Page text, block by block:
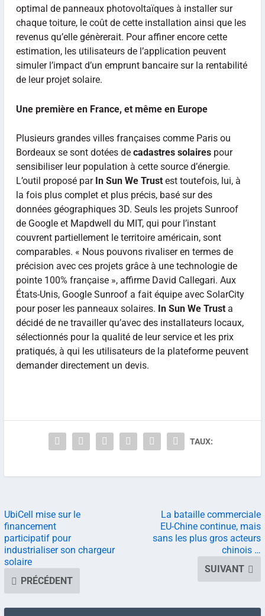
optimal de panneaux photovoltaïques à installer sur
chaque toiture, le coût de cette installation ainsi que les
revenus qu’elle génèrerait. Pour affiner encore cette
estimation, les utilisateurs de l’application peuvent
simuler l’impact d’un emprunt bancaire sur la rentabilité
de leur projet solaire.
Une première en France, et même en Europe
Plusieurs grandes villes françaises comme Paris ou
Bordeaux se sont dotées de cadastres solairespour
sensibiliser leur population à cette source d’énergie.
L’outil proposé par In Sun We Trustest toutefois, lui, à
la fois plus complet et plus précis, basé sur des
données géographiques 3D. Seuls les projets Sunroof
de Google et Mapdwell du MIT, qui pour l’instant
couvrent partiellement le territoire américain, sont
comparables. « Nous pouvons rivaliser en termes de
précision avec ces projets grâce à une technologie de
pointe 100% française », affirme David Callegari. Aux
États-Unis, Google Sunroof a fait équipe avec SolarCity
pour poser les panneaux solaires. In Sun We Trusta
décidé de ne travailler qu’avec des installateurs locaux,
sélectionnés pour la qualité de leur service et les prix
pratiqués, à qui les utilisateurs de la plateforme peuvent
demander directement un devis.
TAUX:
UbiCell mise sur le
financement
participatif pour
industrialiser son chargeur
solaire
PRÉCÉDENT
La bataille commerciale
EU-Chine continue, mais
sans les plus gros acteurs
chinois …
SUIVANT